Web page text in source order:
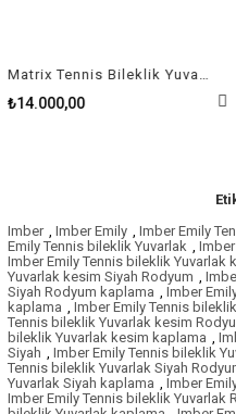
Matrix Tennis Bileklik Yuvarlak kesim, Mavi, Rodyum kaplama S
Imber , Imber Emily , Imber Emily
Emily Tennis bileklik Yuvarlak ,
Imber Emily Tennis bileklik Yuvarlak
Yuvarlak kesim Siyah Rodyum ,
Siyah Rodyum kaplama , Imber
kaplama , Imber Emily Tennis
Tennis bileklik Yuvarlak kesim
bileklik Yuvarlak kesim kaplama ,
Siyah , Imber Emily Tennis bileklik
Tennis bileklik Yuvarlak Siyah
Yuvarlak Siyah kaplama , Imber
Imber Emily Tennis bileklik Yuvarlak